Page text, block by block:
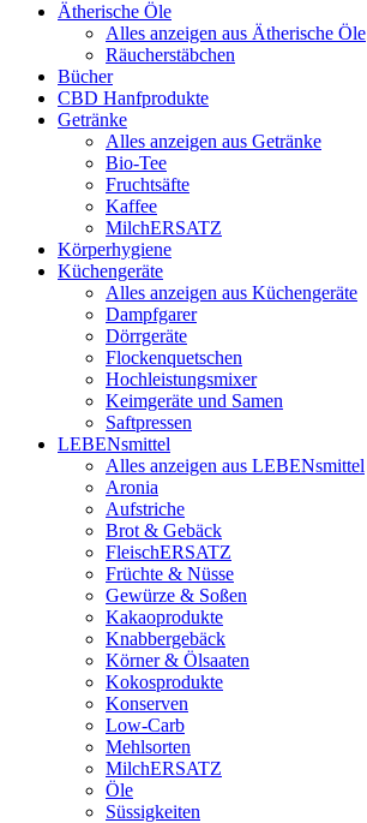
Ätherische Öle
Alles anzeigen aus Ätherische Öle
Räucherstäbchen
Bücher
CBD Hanfprodukte
Getränke
Alles anzeigen aus Getränke
Bio-Tee
Fruchtsäfte
Kaffee
MilchERSATZ
Körperhygiene
Küchengeräte
Alles anzeigen aus Küchengeräte
Dampfgarer
Dörrgeräte
Flockenquetschen
Hochleistungsmixer
Keimgeräte und Samen
Saftpressen
LEBENsmittel
Alles anzeigen aus LEBENsmittel
Aronia
Aufstriche
Brot & Gebäck
FleischERSATZ
Früchte & Nüsse
Gewürze & Soßen
Kakaoprodukte
Knabbergebäck
Körner & Ölsaaten
Kokosprodukte
Konserven
Low-Carb
Mehlsorten
MilchERSATZ
Öle
Süssigkeiten